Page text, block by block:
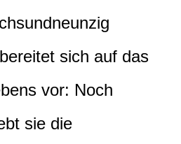
sich auf das
vor: Noch
sie die